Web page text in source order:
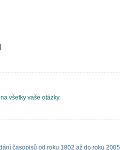
všetky vaše otázky.
časopisů od roku 1802 až do roku 2005